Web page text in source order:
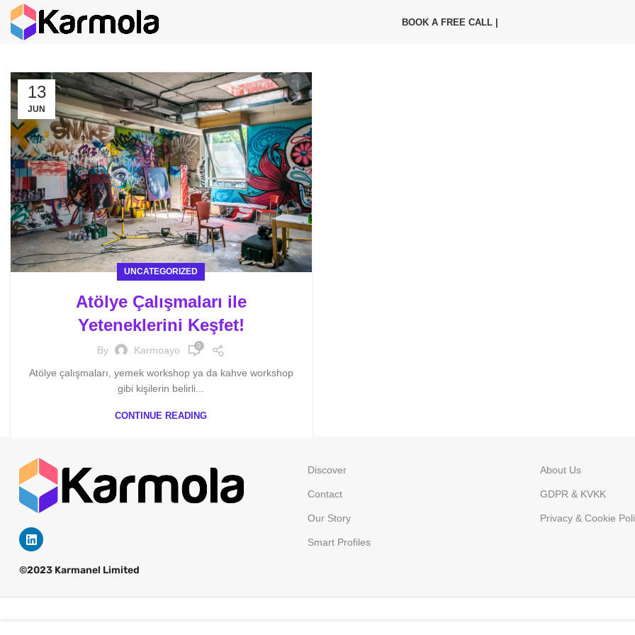
BOOK A FREE CALL |
13
JUN
UNCATEGORIZED
Atölye Çalışmaları ile
Yeteneklerini Keşfet!
By Karmoayo 0
Atölye çalışmaları, yemek workshop ya da kahve workshop
gibi kişilerin belirli...
CONTINUE READING
©2023 Karmanel Limited
Discover
Contact
Our Story
Smart Profiles
About Us
GDPR & KVKK
Privacy & Cookie